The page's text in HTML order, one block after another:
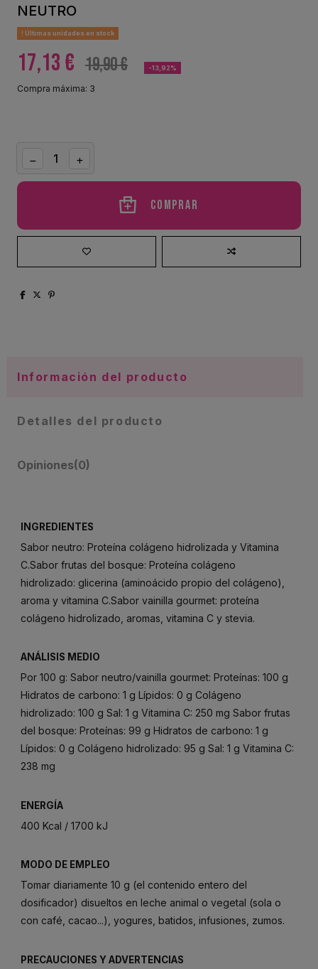
NEUTRO
Últimas unidades en stock
17,13 € 19,90 € -13,92%
Compra máxima: 3
Comprar
Información del producto
Detalles del producto
Opiniones(0)
INGREDIENTES
Sabor neutro: Proteína colágeno hidrolizada y Vitamina
C.Sabor frutas del bosque: Proteína colágeno
hidrolizado: glicerina (aminoácido propio del colágeno),
aroma y vitamina C.Sabor vainilla gourmet: proteína
colágeno hidrolizado, aromas, vitamina C y stevia.
ANÁLISIS MEDIO
Por 100 g: Sabor neutro/vainilla gourmet: Proteínas: 100 g
Hidratos de carbono: 1 g Lípidos: 0 g Colágeno
hidrolizado: 100 g Sal: 1 g Vitamina C: 250 mg Sabor frutas
del bosque: Proteínas: 99 g Hidratos de carbono: 1 g
Lípidos: 0 g Colágeno hidrolizado: 95 g Sal: 1 g Vitamina C:
238 mg
ENERGÍA
400 Kcal / 1700 kJ
MODO DE EMPLEO
Tomar diariamente 10 g (el contenido entero del
dosificador) disueltos en leche animal o vegetal (sola o
con café, cacao...), yogures, batidos, infusiones, zumos.
PRECAUCIONES Y ADVERTENCIAS